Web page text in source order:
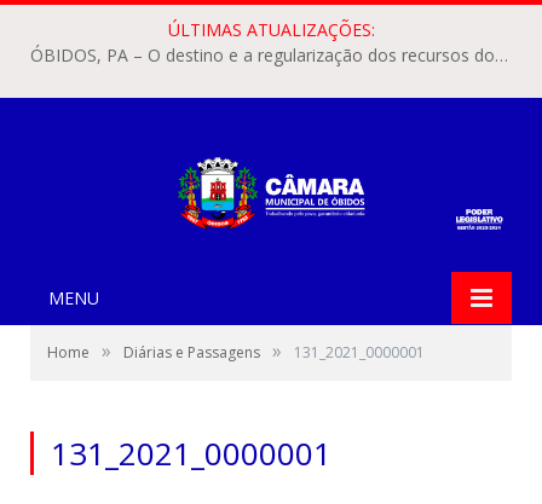
ÚLTIMAS ATUALIZAÇÕES:
ÓBIDOS, PA – O destino e a regularização dos recursos dos Precatórios do FUNDEF (Fundo de Manutenção e Desenvolvimento do Ensino Fundamental e de Valorização do Magistério) voltaram a pautar as discussões na Câmara Municipal de Óbidos.
MENU
Home » Diárias e Passagens » 131_2021_0000001
131_2021_0000001